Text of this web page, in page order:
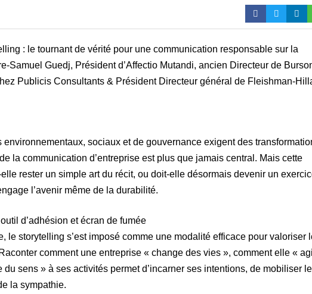
: le tournant de vérité pour une communication responsable sur la
Samuel Guedj, Président d’Affectio Mutandi, ancien Directeur de
Publicis Consultants & Président Directeur général de Fleishman-
environnementaux, sociaux et de gouvernance exigent des
la communication d’entreprise est plus que jamais central. Mais cette
rester un simple art du récit, ou doit-elle désormais devenir un
l’avenir même de la durabilité.
d’adhésion et écran de fumée
le storytelling s’est imposé comme une modalité efficace pour valoriser
comment une entreprise « change des vies », comment elle «
du sens » à ses activités permet d’incarner ses intentions, de mobiliser
la sympathie.